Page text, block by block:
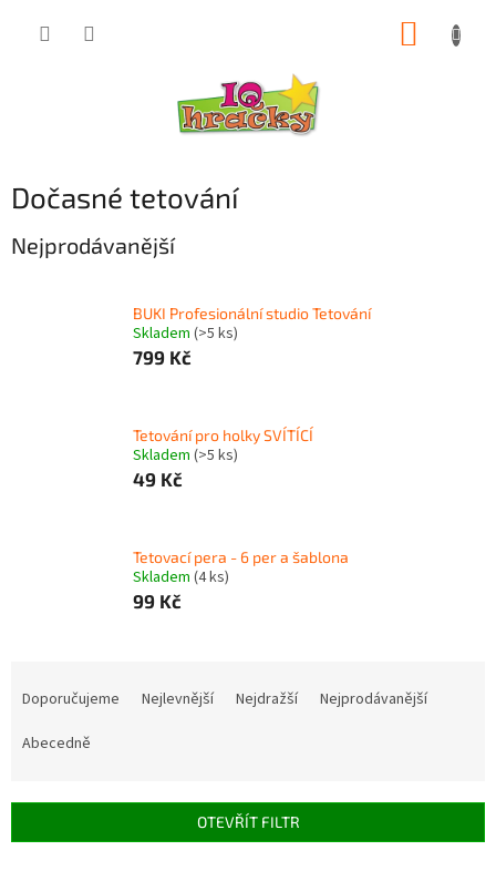
Dočasné tetování
Nejprodávanější
BUKI Profesionální studio Tetování
Skladem (>5 ks)
799 Kč
Tetování pro holky SVÍTÍCÍ
Skladem (>5 ks)
49 Kč
Tetovací pera - 6 per a šablona
Skladem (4 ks)
99 Kč
r
Doporučujeme Nejlevnější Nejdražší
Nejprodávanější
Abecedně
OTEVŘÍT FILTR